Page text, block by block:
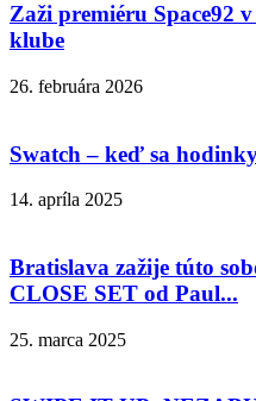
Zaži premiéru Space92
klube
26. februára 2026
Swatch – keď sa
14. apríla 2025
Bratislava zažije túto
CLOSE SET od Paul...
25. marca 2025